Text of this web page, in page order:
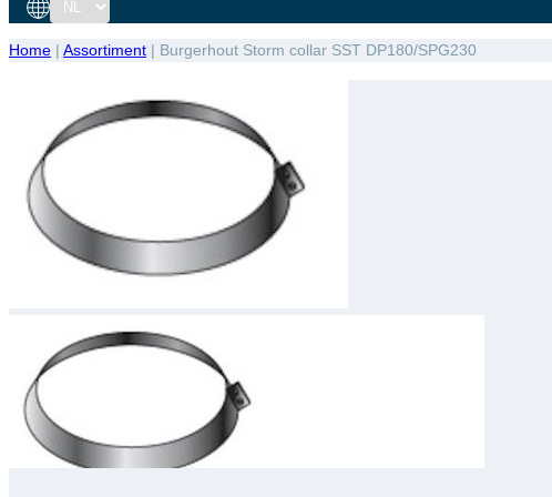
Taal
Home | Assortiment | Burgerhout Storm collar SST DP180/SPG230